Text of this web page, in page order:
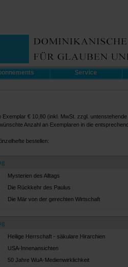
Service
Exemplar € 10,80 (inkl. MwSt. zzgl.
Anzahl an Exemplaren in die
bestellen:
Mysterien des Alltags
Die Rückkehr des Paulus
Die Mär von der gerechten Wirtschaft
Heilige Herrschaft - säkulare Hirarchien
USA-Innenansichten
50 Jahre WuA-Medienwirklichkeit